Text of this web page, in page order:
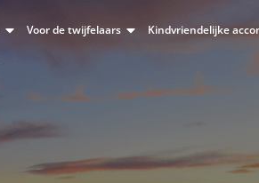
Voor de twijfelaars Kindvriendelijke